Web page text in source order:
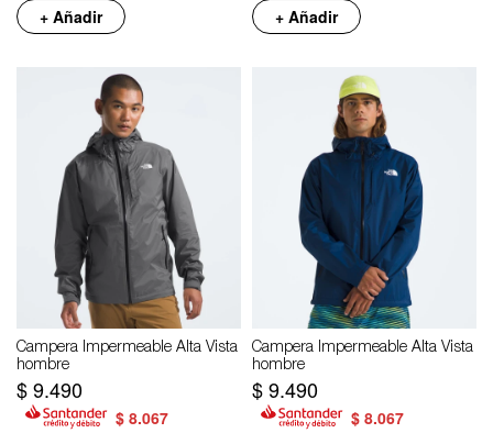
+ Añadir + Añadir
Campera Impermeable Alta Vista
hombre
$9.490
$ 8.067
Campera Impermeable Alta Vista
hombre
$9.490
$ 8.067